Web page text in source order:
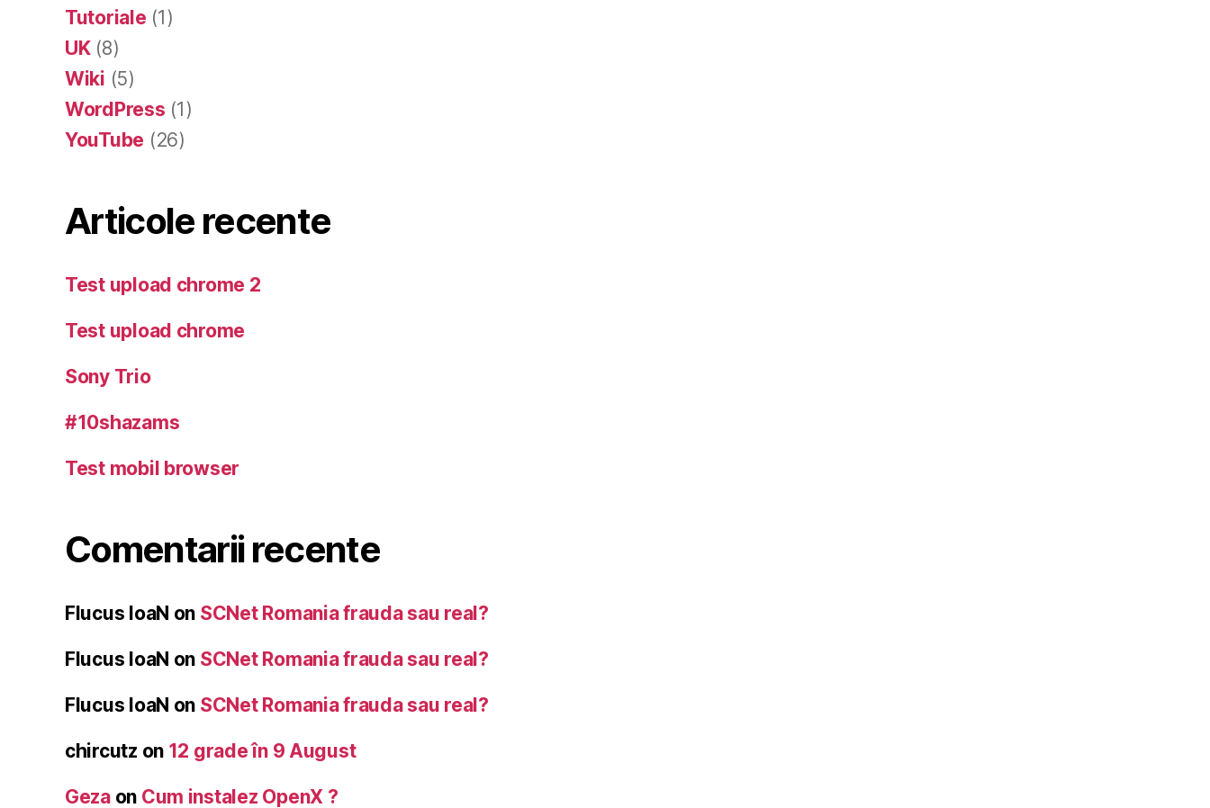
Tutoriale (1)
UK(8)
Wiki (5)
WordPress (1)
YouTube (26)
Articole recente
Test upload chrome 2
Test upload chrome
Sony Trio
#10shazams
Test mobil browser
Comentarii recente
Flucus IoaN on SCNet Romania frauda sau real?
Flucus IoaN on SCNet Romania frauda sau real?
Flucus IoaN on SCNet Romania frauda sau real?
chircutz on 12 grade în 9 August
Gezaon Cum instalez OpenX ?